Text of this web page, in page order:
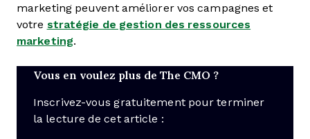
marketing peuvent améliorer vos campagnes et
votre stratégie de gestion des ressources
marketing.
Vous en voulez plus de The CMO ?
Inscrivez-vous gratuitement pour terminer
la lecture de cet article :